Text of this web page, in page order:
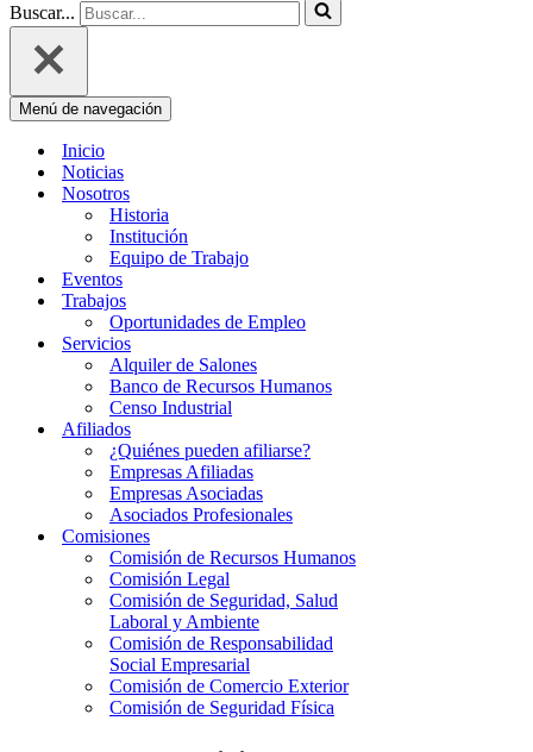
Buscar...
Menú de navegación
Inicio
Noticias
Nosotros
Historia
Institución
Equipo de Trabajo
Eventos
Trabajos
Oportunidades de Empleo
Servicios
Alquiler de Salones
Banco de Recursos Humanos
Censo Industrial
Afiliados
¿Quiénes pueden afiliarse?
Empresas Afiliadas
Empresas Asociadas
Asociados Profesionales
Comisiones
Comisión de Recursos Humanos
Comisión Legal
Comisión de Seguridad, Salud
Laboral y Ambiente
Comisión de Responsabilidad
Social Empresarial
Comisión de Comercio Exterior
Comisión de Seguridad Física